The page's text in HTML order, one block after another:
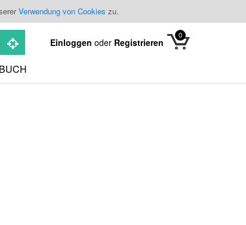
Verwendung von Cookies zu.
Einloggen oder Registrieren
0